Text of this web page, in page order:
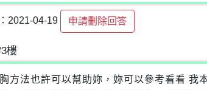
2021-04-19 申請刪除回答
樓
方法也許可以幫助妳，妳可以參考看看 我